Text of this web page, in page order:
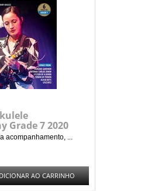
Grade 7 2020
acompanhamento, ...
AO CARRINHO